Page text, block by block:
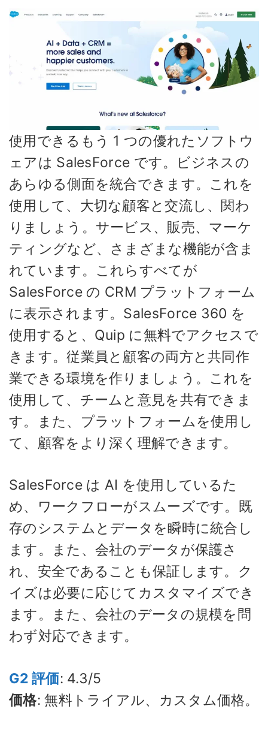
使用できるもう 1 つの優れたソフトウ
ェアは SalesForce です。ビジネスの
あらゆる側面を統合できます。これを
使用して、大切な顧客と交流し、関わ
りましょう。サービス、販売、マーケ
ティングなど、さまざまな機能が含ま
れています。これらすべてが
SalesForce の CRM プラットフォーム
に表示されます。SalesForce 360​​ を
使用すると、Quip に無料でアクセスで
きます。従業員と顧客の両方と共同作
業できる環境を作りましょう。これを
使用して、チームと意見を共有できま
す。また、プラットフォームを使用し
て、顧客をより深く理解できます。
SalesForce は AI を使用しているた
め、ワークフローがスムーズです。既
存のシステムとデータを瞬時に統合し
ます。また、会社のデータが保護さ
れ、安全であることも保証します。ク
イズは必要に応じてカスタマイズでき
ます。また、会社のデータの規模を問
わず対応できます。
G2 評価: 4.3/5
価格: 無料トライアル、カスタム価格。